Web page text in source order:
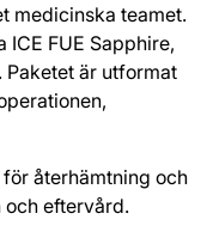
medicinska teamet.
FUE Sapphire,
Paketet är utformat
återhämtning och
eftervård.